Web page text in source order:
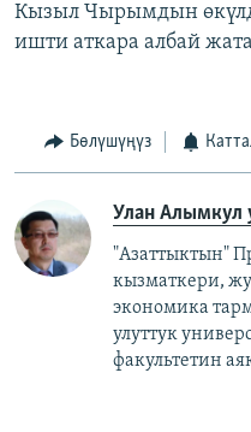
Кызыл Чырымдын
ишти аткара албай
Бөлүшүңүз
Улан Алымкул
"Азаттыктын"
кызматкери,
экономика
улуттук
факультетин